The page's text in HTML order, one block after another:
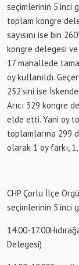
seçimlerinin 5’inci
toplam kongre
sayısını ise bin
kongre delegesi
17 mahallede
oy kullanıldı.
252’sini ise
Arıcı 329 kongre
elde etti. Yani oy
toplamlarına 299
olarak 1 oy farkı,
CHP Çorlu İlçe
seçimlerinin 5’inci
14.00-
Delegesi)